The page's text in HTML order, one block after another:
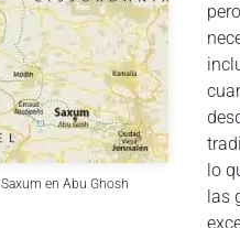
en Abu Ghosh
lo
las